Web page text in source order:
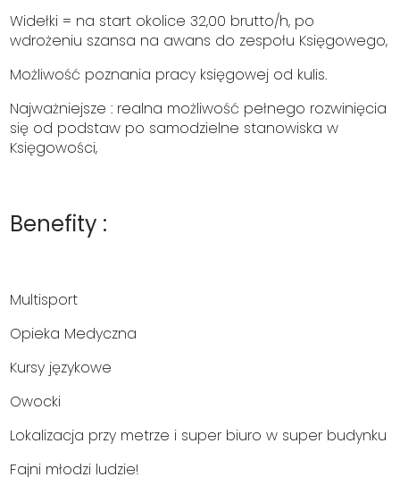
Widełki = na start okolice 32,00 brutto/h, po
wdrożeniu szansa na awans do zespołu Księgowego,
Możliwość poznania pracy księgowej od kulis.
Najważniejsze : realna możliwość pełnego rozwinięcia
się od podstaw po samodzielne stanowiska w
Księgowości,
Benefity :
Multisport
Opieka Medyczna
Kursy językowe
Owocki
Lokalizacja przy metrze i super biuro w super budynku
Fajni młodzi ludzie!